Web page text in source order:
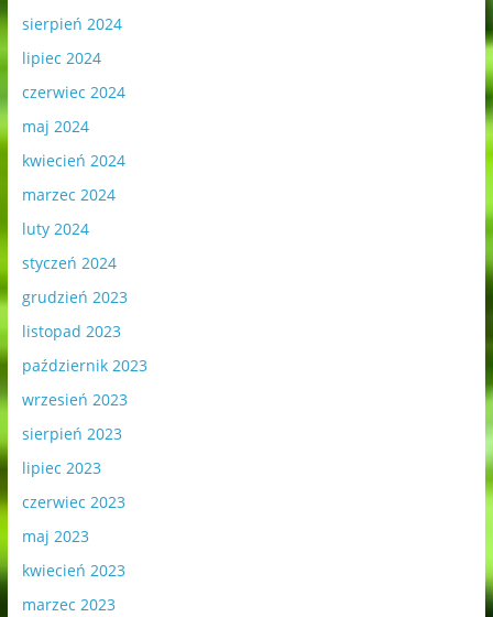
sierpień 2024
lipiec 2024
czerwiec 2024
maj 2024
kwiecień 2024
marzec 2024
luty 2024
styczeń 2024
grudzień 2023
listopad 2023
październik 2023
wrzesień 2023
sierpień 2023
lipiec 2023
czerwiec 2023
maj 2023
kwiecień 2023
marzec 2023